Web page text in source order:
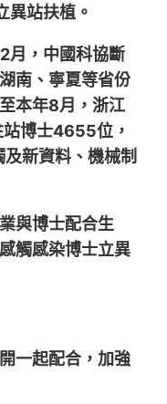
異站扶植。
月，中國科協斷
南、寧夏等省份
本年8月，浙江
博士4655位，
新資料、機械制
與博士配合生
觸感染博士立異
一起配合，加強